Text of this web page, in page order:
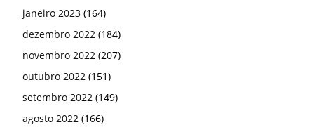
janeiro 2023 (164)
dezembro 2022 (184)
novembro 2022 (207)
outubro 2022 (151)
setembro 2022 (149)
agosto 2022 (166)